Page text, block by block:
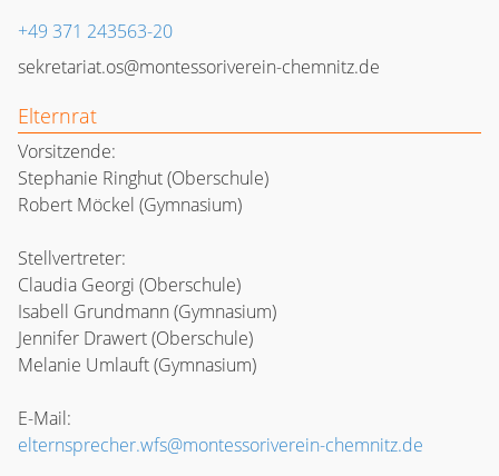
+49 371 243563-20
sekretariat.os@montessoriverein-chemnitz.de
Elternrat
Vorsitzende:
Stephanie Ringhut (Oberschule)
Robert Möckel (Gymnasium)
Stellvertreter:
Claudia Georgi (Oberschule)
Isabell Grundmann (Gymnasium)
Jennifer Drawert (Oberschule)
Melanie Umlauft (Gymnasium)
E-Mail:
elternsprecher.wfs@montessoriverein-chemnitz.de